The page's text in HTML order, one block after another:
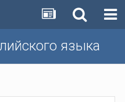
языка